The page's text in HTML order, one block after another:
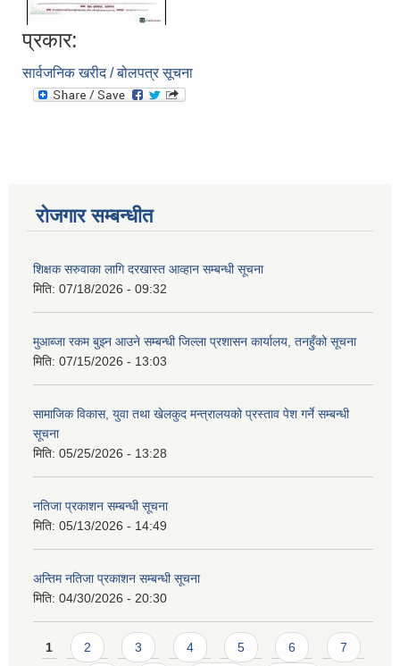
प्रकार:
सार्वजनिक खरीद / बोलपत्र सूचना
रोजगार सम्बन्धीत
शिक्षक सरुवाका लागि दरखास्त आव्हान सम्बन्धी सूचना
मिति: 07/18/2026 - 09:32
मुआब्जा रकम बुझ्न आउने सम्बन्धी जिल्ला प्रशासन कार्यालय, तनहुँको सूचना
मिति: 07/15/2026 - 13:03
सामाजिक विकास, युवा तथा खेलकुद मन्त्रालयको प्रस्ताव पेश गर्ने सम्बन्धी
सूचना
मिति: 05/25/2026 - 13:28
नतिजा प्रकाशन सम्बन्धी सूचना
मिति: 05/13/2026 - 14:49
अन्तिम नतिजा प्रकाशन सम्बन्धी सूचना
मिति: 04/30/2026 - 20:30
Pages
1 2 3 4 5 6 7